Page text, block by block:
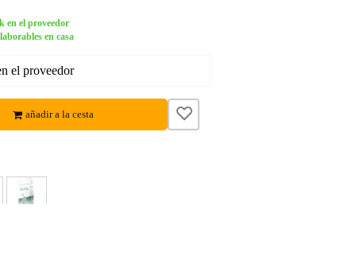
en el proveedor
en casa
el proveedor
añadir a la cesta